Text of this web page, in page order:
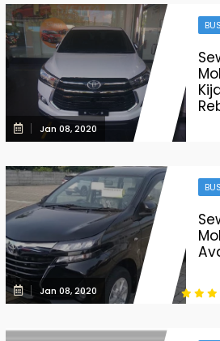
Jan 08, 2020
Jan 08, 2020